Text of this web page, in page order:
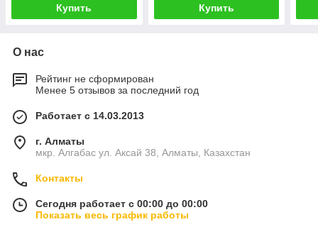
Купить Купить
О нас
Рейтинг не сформирован
Менее 5 отзывов за последний год
Работает с 14.03.2013
г. Алматы
мкр. Алгабас ул. Аксай 38, Алматы, Казахстан
Контакты
Сегодня работает с 00:00 до 00:00
Показать весь график работы